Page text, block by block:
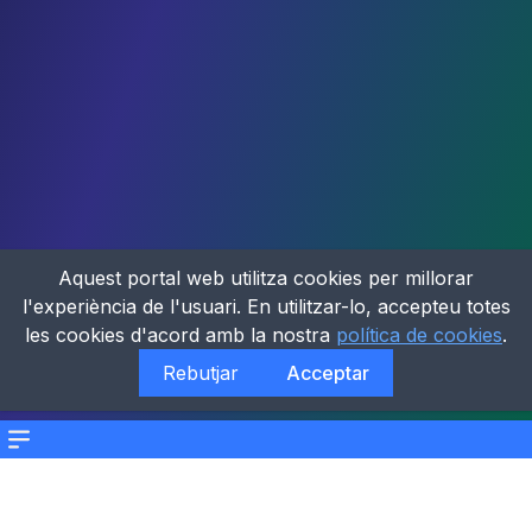
Menu
Aquest portal web utilitza cookies per millorar
l'experiència de l'usuari. En utilitzar-lo, accepteu totes
les cookies d'acord amb la nostra política de cookies.
Rebutjar
Acceptar